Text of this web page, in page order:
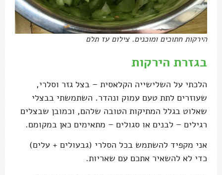
הירקות חתוכים ומוכנים. צילום עז תלם
בגזרת הירקות
הלכתי על השלישייה הקלאסית – בצל גזר וסלרי,
שעוזרים לתת טעם עמוק ונהדר. השתמשתי בבצלי
שאלוט בגלל המתיקות הטובה שלהם, וכמובן שבצלים
רגילים – לבנים או סגולים – מתאימים כאן במקומם.
אני מקפיד להשתמש בכל הסלרי (גבעולים + עלים)
כדי לא להשאיר אתכם עם שאריות.